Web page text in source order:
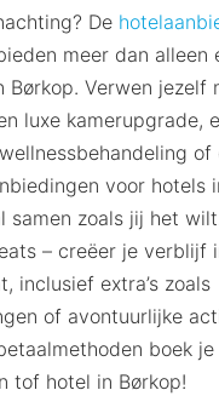
De
meer dan alleen
Børkop. Verwen jezelf
luxe kamerupgrade,
of
voor hotels
samen zoals jij het
– creëer je verblijf
inclusief extra’s zoals
of avontuurlijke
boek je
tof hotel in Børkop!